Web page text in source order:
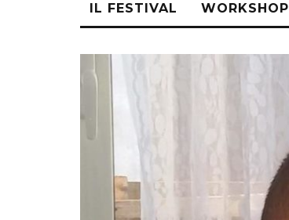
IL FESTIVAL WORKSHOP